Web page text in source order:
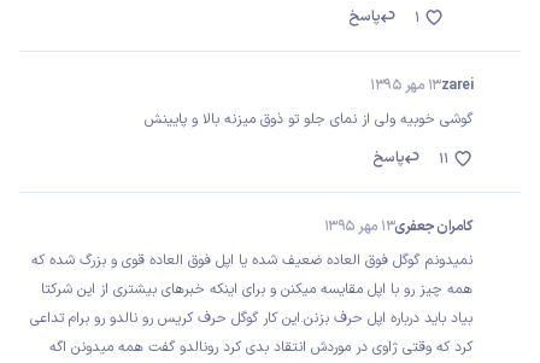
پاسخ
1
zarei13 مهر 1395
گوشی خوبیه ولی از نمای جلو تو ذوق میزنه بالا و پایینش
پاسخ
11
کامران جعفری13 مهر 1395
نمیدونم گوگل فوق العاده ضعیف شده یا اپل فوق العاده قوی و بزرگ شده که
همه چیز رو با اپل مقایسه میکنن و برای اینکه خبرهای بیشتری از این شرکتا
بیاد باید درباره اپل حرف بزنن.این کار گوگل حرف کریس رو نالدو رو برام تداعی
کرد که وقتی ژاوی در موردش انتقاد بدی کرد رونالدو گفت همه میدونن اگه